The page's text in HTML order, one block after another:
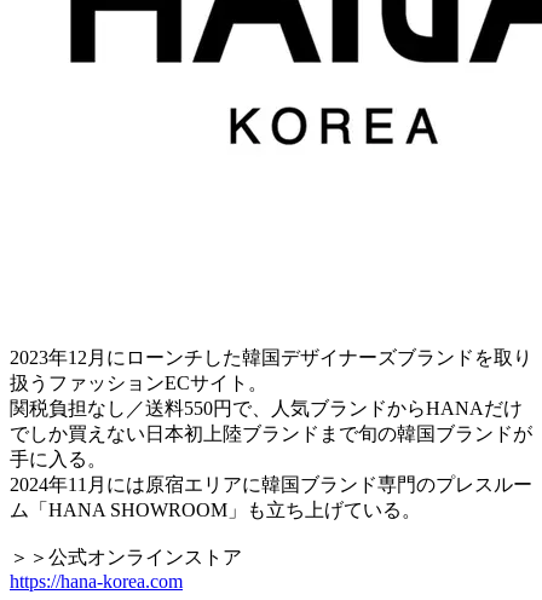
2023年12月にローンチした韓国デザイナーズブランドを取り
扱うファッションECサイト。
関税負担なし／送料550円で、人気ブランドからHANAだけ
でしか買えない日本初上陸ブランドまで旬の韓国ブランドが
手に入る。
2024年11月には原宿エリアに韓国ブランド専門のプレスルー
ム「HANA SHOWROOM」も立ち上げている。
＞＞公式オンラインストア
https://hana-korea.com